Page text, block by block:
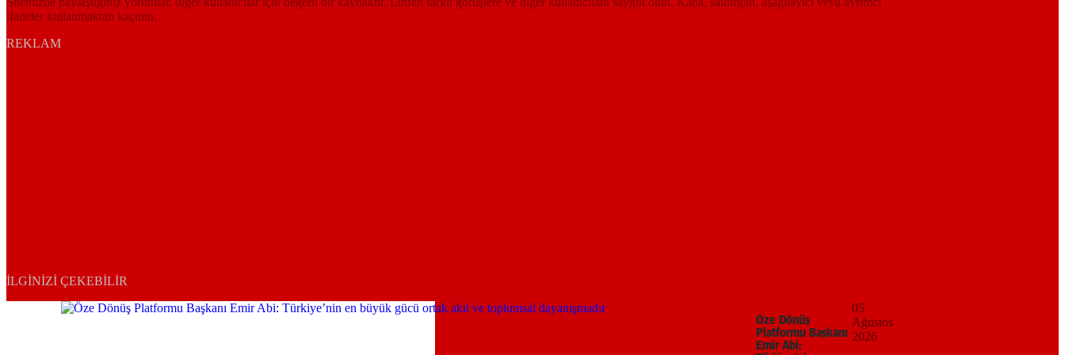
ifadeler kullanmaktan kaçının.
REKLAM
İLGINIZI ÇEKEBILIR
Öze Dönüş
Platformu Başkanı
Emir Abi:
05
Ağustos
2026